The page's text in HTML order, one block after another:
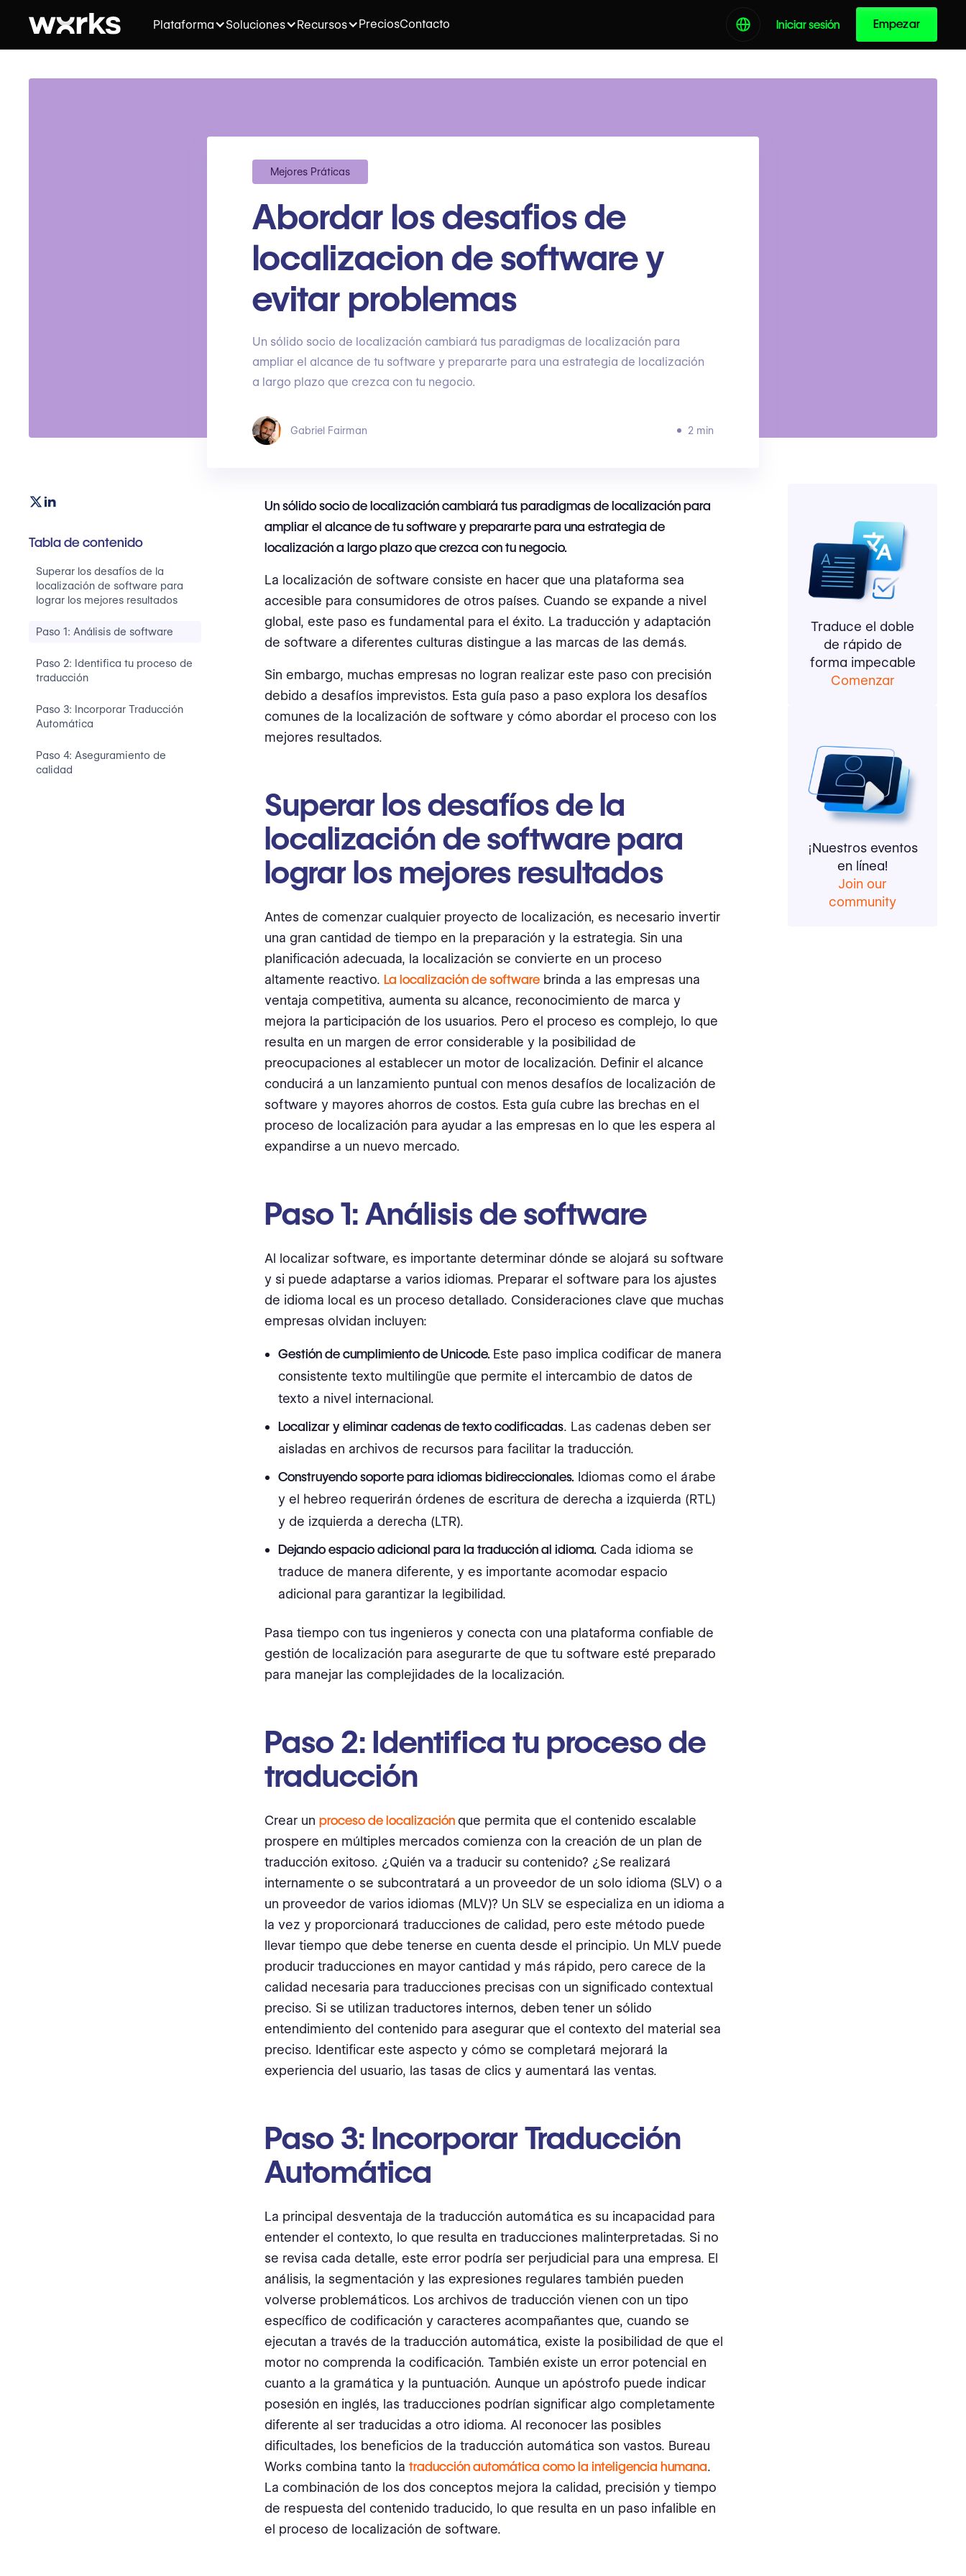
Plataforma Soluciones Recursos PreciosContacto Iniciar sesión Empezar
Mejores Práticas
Abordar los desafios de
localizacion de software y
evitar problemas
Un sólido socio de localización cambiará tus paradigmas de localización para
ampliar el alcance de tu software y prepararte para una estrategia de localización
a largo plazo que crezca con tu negocio.
Gabriel Fairman 2 min
Tabla de contenido
Superar los desafíos de la
localización de software para
lograr los mejores resultados
Paso 1: Análisis de software
Paso 2: Identifica tu proceso de
traducción
Paso 3: Incorporar Traducción
Automática
Paso 4: Aseguramiento de
calidad
Un sólido socio de localización cambiará tus paradigmas de localización para
ampliar el alcance de tu software y prepararte para una estrategia de
localización a largo plazo que crezca con tu negocio.
La localización de software consiste en hacer que una plataforma sea
accesible para consumidores de otros países. Cuando se expande a nivel
global, este paso es fundamental para el éxito. La traducción y adaptación
de software a diferentes culturas distingue a las marcas de las demás.
Sin embargo, muchas empresas no logran realizar este paso con precisión
debido a desafíos imprevistos. Esta guía paso a paso explora los desafíos
comunes de la localización de software y cómo abordar el proceso con los
mejores resultados.
Superar los desafíos de la
localización de software para
lograr los mejores resultados
Antes de comenzar cualquier proyecto de localización, es necesario invertir
una gran cantidad de tiempo en la preparación y la estrategia. Sin una
planificación adecuada, la localización se convierte en un proceso
altamente reactivo. La localización de software brinda a las empresas una
ventaja competitiva, aumenta su alcance, reconocimiento de marca y
mejora la participación de los usuarios. Pero el proceso es complejo, lo que
resulta en un margen de error considerable y la posibilidad de
preocupaciones al establecer un motor de localización. Definir el alcance
conducirá a un lanzamiento puntual con menos desafíos de localización de
software y mayores ahorros de costos. Esta guía cubre las brechas en el
proceso de localización para ayudar a las empresas en lo que les espera al
expandirse a un nuevo mercado.
Paso 1: Análisis de software
Al localizar software, es importante determinar dónde se alojará su software
y si puede adaptarse a varios idiomas. Preparar el software para los ajustes
de idioma local es un proceso detallado. Consideraciones clave que muchas
empresas olvidan incluyen:
Gestión decumplimiento de Unicode. Este paso implica codificar de manera
consistente texto multilingüe que permite el intercambio de datos de
texto a nivel internacional.
Localizar y eliminar cadenas de texto codificadas. Las cadenas deben ser
aisladas en archivos de recursos para facilitar la traducción.
Construyendo soporte para idiomas bidireccionales. Idiomas como el árabe
y el hebreo requerirán órdenes de escritura de derecha a izquierda (RTL)
y de izquierda a derecha (LTR).
Dejando espacio adicional para la traducción al idioma. Cada idioma se
traduce de manera diferente, y es importante acomodar espacio
adicional para garantizar la legibilidad.
Pasa tiempo con tus ingenieros y conecta con una plataforma confiable de
gestión de localización para asegurarte de que tu software esté preparado
para manejar las complejidades de la localización.
Paso 2: Identifica tu proceso de
traducción
Crear un proceso de localización que permita que el contenido escalable
prospere en múltiples mercados comienza con la creación de un plan de
traducción exitoso. ¿Quién va a traducir su contenido? ¿Se realizará
internamente o se subcontratará a un proveedor de un solo idioma (SLV) o a
un proveedor de varios idiomas (MLV)? Un SLV se especializa en un idioma a
la vez y proporcionará traducciones de calidad, pero este método puede
llevar tiempo que debe tenerse en cuenta desde el principio. Un MLV puede
producir traducciones en mayor cantidad y más rápido, pero carece de la
calidad necesaria para traducciones precisas con un significado contextual
preciso. Si se utilizan traductores internos, deben tener un sólido
entendimiento del contenido para asegurar que el contexto del material sea
preciso. Identificar este aspecto y cómo se completará mejorará la
experiencia del usuario, las tasas de clics y aumentará las ventas.
Paso 3: Incorporar Traducción
Automática
La principal desventaja de la traducción automática es su incapacidad para
entender el contexto, lo que resulta en traducciones malinterpretadas. Si no
se revisa cada detalle, este error podría ser perjudicial para una empresa. El
análisis, la segmentación y las expresiones regulares también pueden
volverse problemáticos. Los archivos de traducción vienen con un tipo
específico de codificación y caracteres acompañantes que, cuando se
ejecutan a través de la traducción automática, existe la posibilidad de que el
motor no comprenda la codificación. También existe un error potencial en
cuanto a la gramática y la puntuación. Aunque un apóstrofo puede indicar
posesión en inglés, las traducciones podrían significar algo completamente
diferente al ser traducidas a otro idioma. Al reconocer las posibles
dificultades, los beneficios de la traducción automática son vastos. Bureau
Works combina tanto la traducción automática como la inteligencia humana.
La combinación de los dos conceptos mejora la calidad, precisión y tiempo
de respuesta del contenido traducido, lo que resulta en un paso infalible en
el proceso de localización de software.
Traduce el doble
de rápido de
forma impecable
Comenzar
¡Nuestros eventos
en línea!
Join our
community